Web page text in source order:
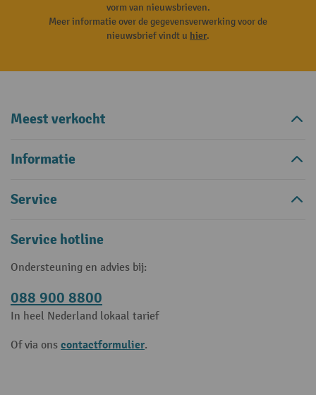
vorm van nieuwsbrieven.
Meer informatie over de gegevensverwerking voor de
nieuwsbrief vindt u hier.
Meest verkocht
Informatie
Service
Service hotline
Ondersteuning en advies bij:
088 900 8800
In heel Nederland lokaal tarief
Of via ons contactformulier.